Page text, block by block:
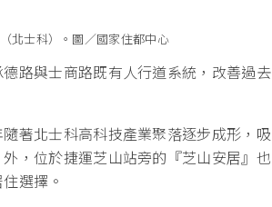
北士科）。圖／國家住都中心
路與士商路既有人行道系統，改善過去
著北士科高科技產業聚落逐步成形，吸
，位於捷運芝山站旁的『芝山安居』也
選擇。